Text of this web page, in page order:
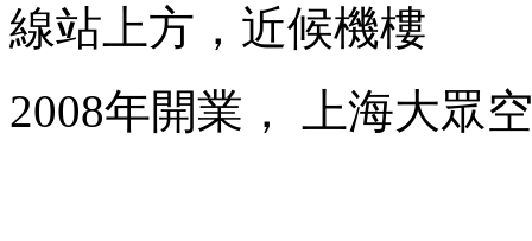
線站上方，近候機樓
2008年開業， 上海大